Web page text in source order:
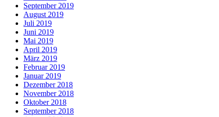
September 2019
August 2019
Juli 2019
Juni 2019
Mai 2019
April 2019
März 2019
Februar 2019
Januar 2019
Dezember 2018
November 2018
Oktober 2018
September 2018